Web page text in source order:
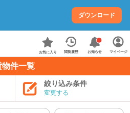
ダウンロード
お気に入り 閲覧履歴 お知らせ マイページ
物件一覧
絞り込み条件
変更する